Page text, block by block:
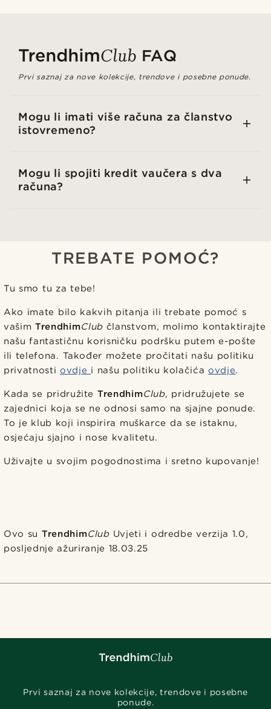
FAQ
Prvi saznaj za nove kolekcije, trendove i posebne ponude.
Mogu li imati više računa za članstvo
istovremeno?
Mogu li spojiti kredit vaučera s dva
računa?
TREBATE POMOĆ?
Tu smo tu za tebe!
Ako imate bilo kakvih pitanja ili trebate pomoć s
vašimTrendhimClubčlanstvom, molimo kontaktirajte
našu fantastičnu korisničku podršku putem e-pošte
ili telefona. Također možete pročitati našu politiku
privatnostiovdje i našu politiku kolačićaovdje.
Kada se pridružite TrendhimClub, pridružujete se
zajednici koja se ne odnosi samo na sjajne ponude.
To je klub koji inspirira muškarce da se istaknu,
osjećaju sjajno i nose kvalitetu.
Uživajte u svojim pogodnostima i sretno kupovanje!
Ovo su TrendhimClubUvjeti i odredbe verzija 1.0,
posljednje ažuriranje 18.03.25
Prvi saznaj za nove kolekcije, trendove i posebne
ponude.